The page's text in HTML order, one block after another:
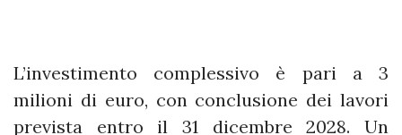
L’investimento complessivo è pari a 3
milioni di euro, con conclusione dei lavori
prevista entro il 31 dicembre 2028. Un